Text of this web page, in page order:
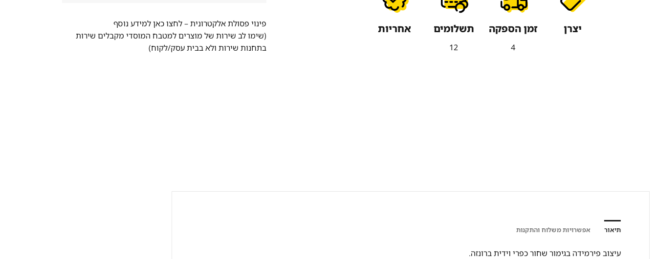
יצרן זמן הספקה
4
תשלומים
12
אחריות פינוי פסולת אלקטרונית –לחצו כאן למידע נוסף
(שימו לב שירות של מוצרים למטבח המוסדי מקבלים שירות
בתחנות שירות ולא בבית עסק/לקוח)
תיאור אפשרויות משלוח והתקנות
עיצוב פירמידה בגימור שחור כפרי וידית ברונזה.